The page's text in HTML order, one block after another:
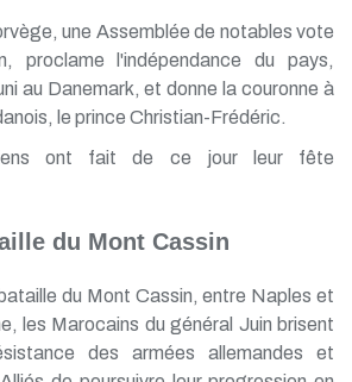
une Assemblée de notables vote
proclame l'indépendance du pays,
au Danemark, et donne la couronne à
le prince Christian-Frédéric.
ont fait de ce jour leur fête
du Mont Cassin
du Mont Cassin, entre Naples et
les Marocains du général Juin brisent
des armées allemandes et